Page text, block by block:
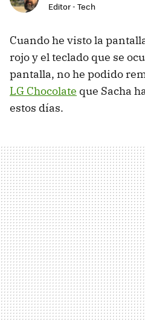
Editor - Tech
Cuando he visto la
rojo y el teclado que se
pantalla, no he podido
LG Chocolate que Sacha
estos días.